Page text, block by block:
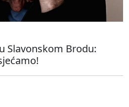
Slavonskom Brodu: